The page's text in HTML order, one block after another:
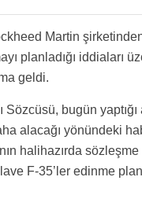
Martin
planladığı iddiaları
geldi.
bugün yaptığı
alacağı yönündeki
halihazırda
F-35’ler edinme